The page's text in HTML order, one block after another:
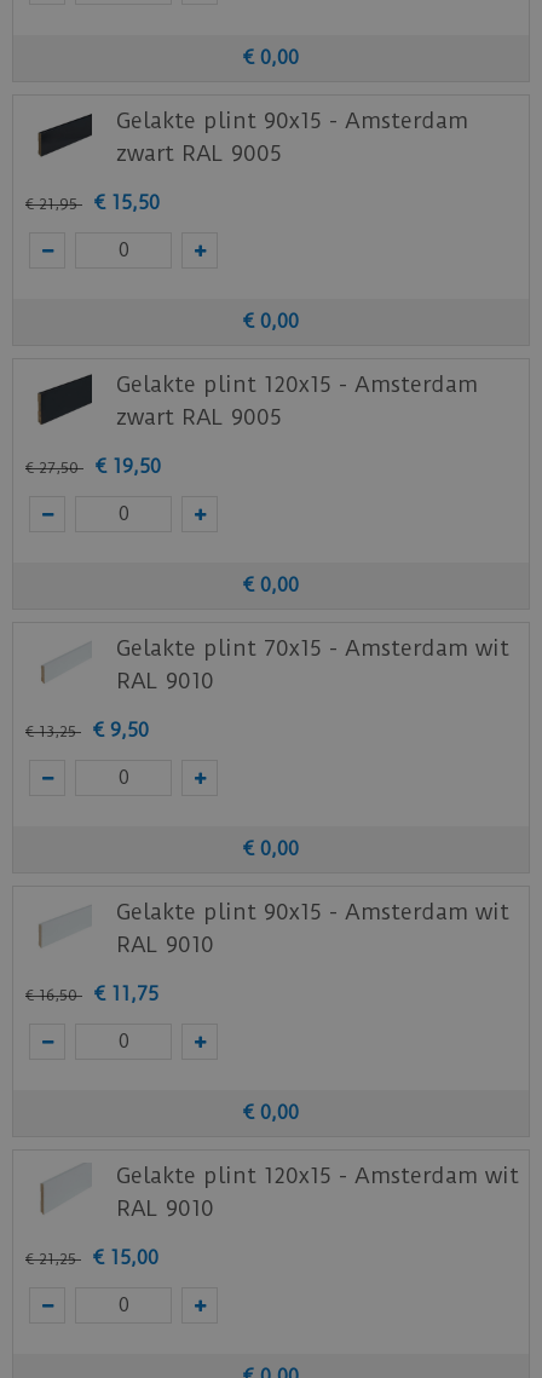
€ 0,00
Gelakte plint 90x15 - Amsterdam
zwart RAL 9005
€ 21,95 € 15,50
€ 0,00
Gelakte plint 120x15 - Amsterdam
zwart RAL 9005
€ 27,50 € 19,50
€ 0,00
Gelakte plint 70x15 - Amsterdam wit
RAL 9010
€ 13,25 € 9,50
€ 0,00
Gelakte plint 90x15 - Amsterdam wit
RAL 9010
€ 16,50 € 11,75
€ 0,00
Gelakte plint 120x15 - Amsterdam wit
RAL 9010
€ 21,25 € 15,00